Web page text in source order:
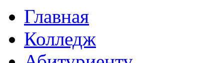
Главная
Колледж